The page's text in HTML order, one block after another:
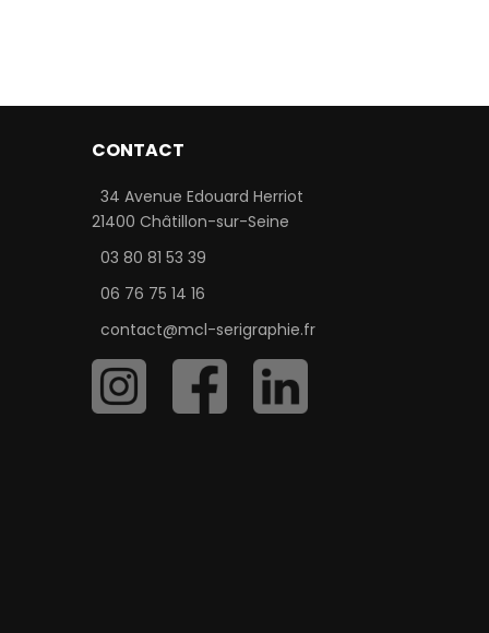
CONTACT
34 Avenue Edouard Herriot
21400 Châtillon-sur-Seine
03 80 81 53 39
06 76 75 14 16
contact@mcl-serigraphie.fr